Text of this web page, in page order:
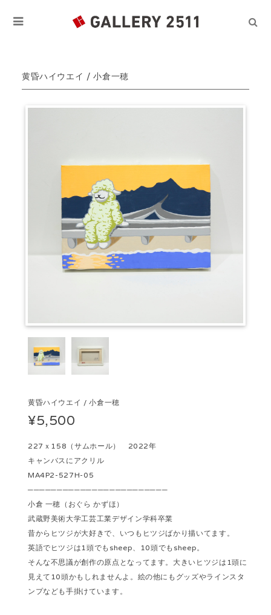
黄昏ハイウエイ / 小倉一穂
黄昏ハイウエイ / 小倉一穂
¥5,500
227ｘ158（サムホール） 2022年
キャンバスにアクリル
MA4P2-527H-05
────────────────────────
小倉 一穂（おぐら かずほ）
武蔵野美術大学工芸工業デザイン学科卒業
昔からヒツジが大好きで、いつもヒツジばかり描いてます。
英語でヒツジは1頭でもsheep、10頭でもsheep。
そんな不思議が創作の原点となってます。大きいヒツジは1頭に
見えて10頭かもしれませんよ。絵の他にもグッズやラインスタ
ンプなども手掛けています。